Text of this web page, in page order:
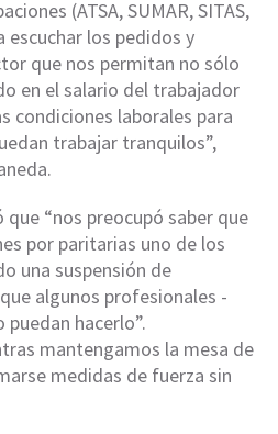
(ATSA, SUMAR, SITAS,
escuchar los pedidos y
que nos permitan no sólo
en el salario del trabajador
condiciones laborales para
trabajar tranquilos”,
“nos preocupó saber que
por paritarias uno de los
una suspensión de
algunos profesionales -
hacerlo”.
mantengamos la mesa de
medidas de fuerza sin